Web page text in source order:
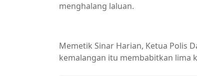
menghalang laluan.
Memetik Sinar Harian, Ketua Polis
kemalangan itu membabitkan lima